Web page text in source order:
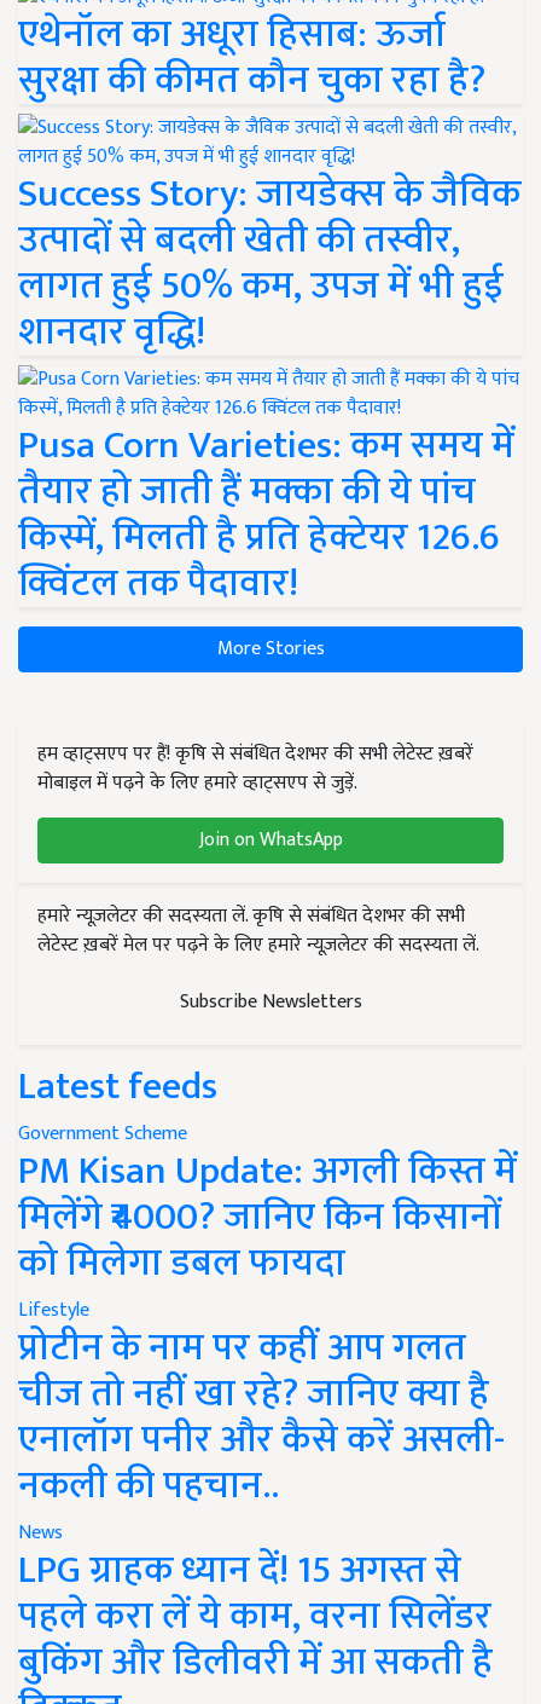
एथेनॉल का अधूरा हिसाब: ऊर्जा
सुरक्षा की कीमत कौन चुका रहा है?
Success Story: जायडेक्स के जैविक
उत्पादों से बदली खेती की तस्वीर,
लागत हुई 50% कम, उपज में भी हुई
शानदार वृद्धि!
Pusa Corn Varieties: कम समय में
तैयार हो जाती हैं मक्का की ये पांच
किस्में, मिलती है प्रति हेक्टेयर 126.6
क्विंटल तक पैदावार!
More Stories
हम व्हाट्सएप पर हैं! कृषि से संबंधित देशभर की सभी लेटेस्ट ख़बरें
मोबाइल में पढ़ने के लिए हमारे व्हाट्सएप से जुड़ें.
Join on WhatsApp
हमारे न्यूज़लेटर की सदस्यता लें. कृषि से संबंधित देशभर की सभी
लेटेस्ट ख़बरें मेल पर पढ़ने के लिए हमारे न्यूज़लेटर की सदस्यता लें.
Subscribe Newsletters
Latest feeds
Government Scheme
PM Kisan Update: अगली किस्त में
मिलेंगे ₹4000? जानिए किन किसानों
को मिलेगा डबल फायदा
Lifestyle
प्रोटीन के नाम पर कहीं आप गलत
चीज तो नहीं खा रहे? जानिए क्या है
एनालॉग पनीर और कैसे करें असली-
नकली की पहचान..
News
LPG ग्राहक ध्यान दें! 15 अगस्त से
पहले करा लें ये काम, वरना सिलेंडर
बुकिंग और डिलीवरी में आ सकती है